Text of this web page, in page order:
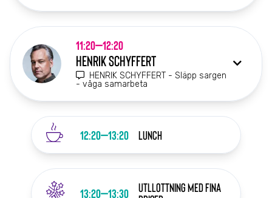
11:20–12:20
HENRIK SCHYFFERT
HENRIK SCHYFFERT - Släpp sargen
- våga samarbeta
12:20–13:20 LUNCH
13:20–13:30
Utllottning med fina